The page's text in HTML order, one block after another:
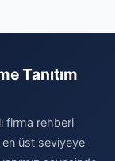
Tanıtım
firma rehberi
üst seviyeye